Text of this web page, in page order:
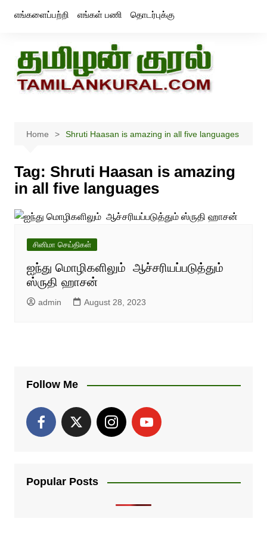
எங்களைப்பற்றி எங்கள் பணி தொடர்புக்கு
Home Shruti Haasan is amazing in all five languages
Tag: Shruti Haasan is amazing
in all five languages
சினிமா செய்திகள்
ஐந்து மொழிகளிலும் ஆச்சரியப்படுத்தும்
ஸ்ருதி ஹாசன்
admin August 28, 2023
Follow Me
Popular Posts